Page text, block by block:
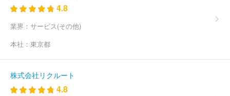
公益社
サイエンホールディングス株式会社
4.8
業界： サービス(その他)
本社： 東京都
株式会社リクルート
4.8